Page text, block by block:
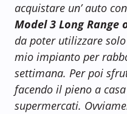
acquistare un’ auto
Model 3 Long Range
da poter utilizzare
mio impianto per
settimana. Per poi
facendo il pieno a
supermercati.